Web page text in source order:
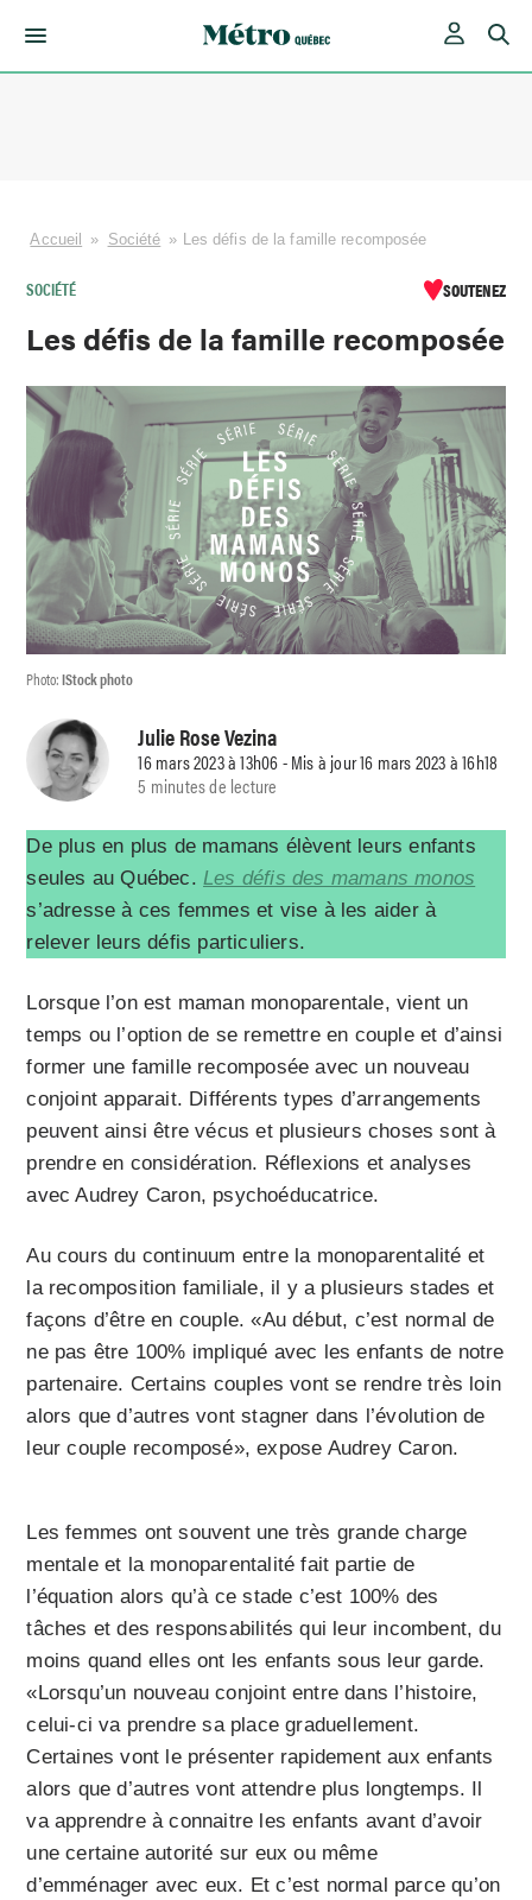
Accueil » Société » Les défis de la famille recomposée
SOCIÉTÉ SOUTENEZ
Les défis de la famille recomposée
Photo:IStock photo
Julie Rose Vezina
16 mars 2023 à 13h06 - Mis à jour 16 mars 2023 à 16h18
5 minutes de lecture
De plus en plus de mamans élèvent leurs enfants
seules au Québec.Les défis des mamans monos
s’adresse à ces femmes et vise à les aider à
relever leurs défis particuliers.
Lorsque l’on est maman monoparentale, vient un
temps ou l’option de se remettre en couple et d’ainsi
former une famille recomposée avec un nouveau
conjoint apparait. Différents types d’arrangements
peuvent ainsi être vécus et plusieurs choses sont à
prendre en considération. Réflexions et analyses
avec Audrey Caron, psychoéducatrice.
Au cours du continuum entre la monoparentalité et
la recomposition familiale, il y a plusieurs stades et
façons d’être en couple. «Au début, c’est normal de
ne pas être 100% impliqué avec les enfants de notre
partenaire. Certains couples vont se rendre très loin
alors que d’autres vont stagner dans l’évolution de
leur couple recomposé», expose Audrey Caron.
Les femmes ont souvent une très grande charge
mentale et la monoparentalité fait partie de
l’équation alors qu’à ce stade c’est 100% des
tâches et des responsabilités qui leur incombent, du
moins quand elles ont les enfants sous leur garde.
«Lorsqu’un nouveau conjoint entre dans l’histoire,
celui-ci va prendre sa place graduellement.
Certaines vont le présenter rapidement aux enfants
alors que d’autres vont attendre plus longtemps. Il
va apprendre à connaitre les enfants avant d’avoir
une certaine autorité sur eux ou même
d’emménager avec eux. Et c’est normal parce qu’on